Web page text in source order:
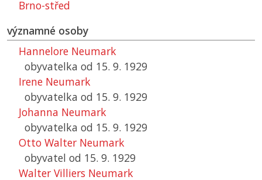
Brno-střed
významné osoby
Hannelore Neumark
obyvatelka od 15. 9. 1929
Irene Neumark
obyvatelka od 15. 9. 1929
Johanna Neumark
obyvatelka od 15. 9. 1929
Otto Walter Neumark
obyvatel od 15. 9. 1929
Walter Villiers Neumark